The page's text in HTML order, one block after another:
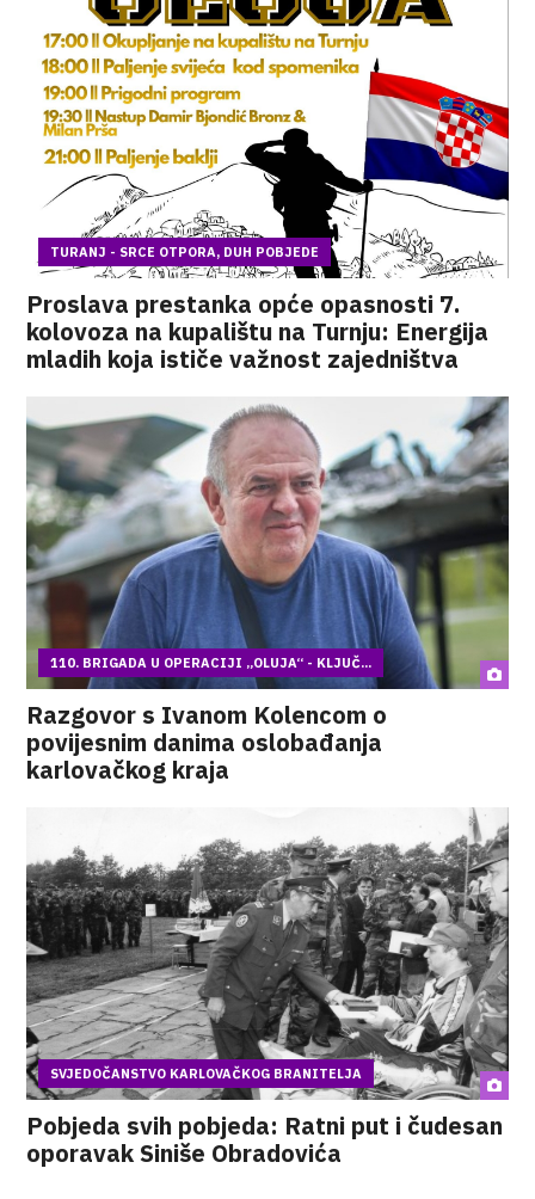
TURANJ - SRCE OTPORA, DUH POBJEDE
Proslava prestanka opće opasnosti 7.
kolovoza na kupalištu na Turnju: Energija
mladih koja ističe važnost zajedništva
110. BRIGADA U OPERACIJI „OLUJA“ - KLJUČ...
Razgovor s Ivanom Kolencom o
povijesnim danima oslobađanja
karlovačkog kraja
SVJEDOČANSTVO KARLOVAČKOG BRANITELJA
Pobjeda svih pobjeda: Ratni put i čudesan
oporavak Siniše Obradovića